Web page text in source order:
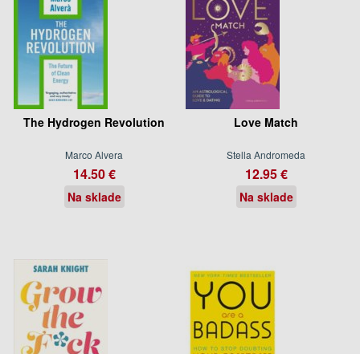
The Hydrogen Revolution
Marco Alvera
14.50 €
Na sklade
Love Match
Stella Andromeda
12.95 €
Na sklade